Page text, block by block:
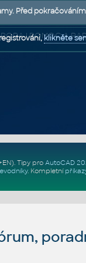
| POMOC A
. Tipy pro AutoCAD
. Kompletní
Před
klikněte